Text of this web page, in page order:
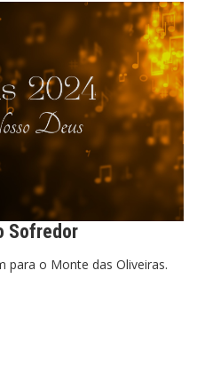
Sofredor
para o Monte das Oliveiras.